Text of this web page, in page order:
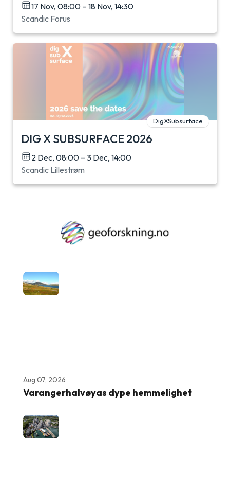
17 Nov, 08:00 – 18 Nov, 14:30
Scandic Forus
DigXSubsurface
DIG X SUBSURFACE 2026
2 Dec, 08:00 – 3 Dec, 14:00
Scandic Lillestrøm
Aug 07, 2026
Varangerhalvøyas dype hemmelighet